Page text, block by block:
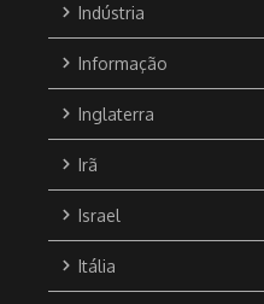
Indústria
Informação
Inglaterra
Irã
Israel
Itália